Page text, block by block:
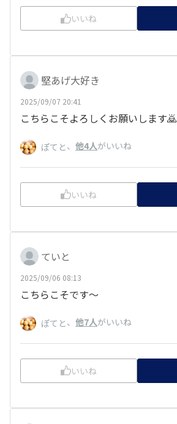
いいね
堅あげ大好き
2025/09/07 20:41
こちらこそよろしくお願いします🙇
ぽてと、 他4人がいいね
いいね
ていと
2025/09/06 08:13
こちらこそです〜
ぽてと、 他7人がいいね
いいね